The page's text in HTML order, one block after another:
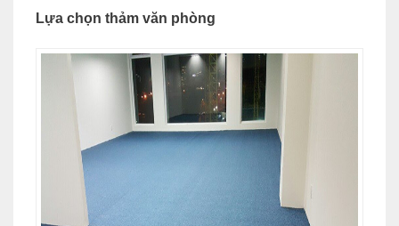
Lựa chọn thảm văn phòng